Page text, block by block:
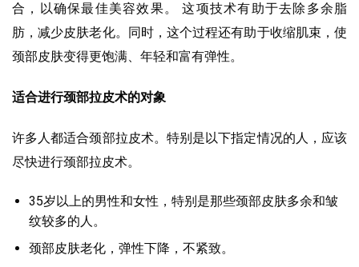
合，以确保最佳美容效果。 这项技术有助于去除多余脂
肪，减少皮肤老化。同时，这个过程还有助于收缩肌束，使
颈部皮肤变得更饱满、年轻和富有弹性。
适合进行颈部拉皮术的对象
许多人都适合颈部拉皮术。特别是以下指定情况的人，应该
尽快进行颈部拉皮术。
35岁以上的男性和女性，特别是那些颈部皮肤多余和皱
纹较多的人。
颈部皮肤老化，弹性下降，不紧致。